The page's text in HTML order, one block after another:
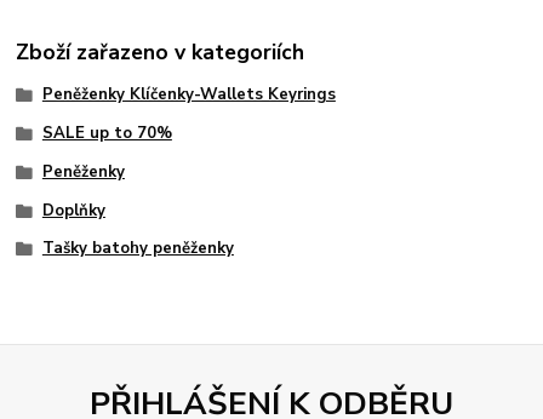
Zboží zařazeno v kategoriích
Peněženky Klíčenky-Wallets Keyrings
SALE up to 70%
Peněženky
Doplňky
Tašky batohy peněženky
PŘIHLÁŠENÍ K ODBĚRU